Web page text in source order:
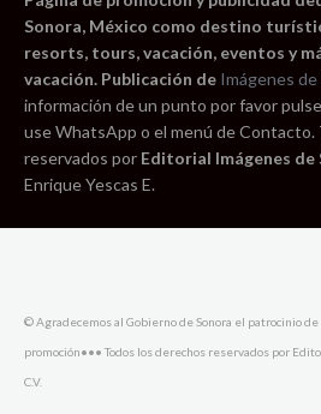
Sonora, México como destino
resorts, tours, vacación, eventos y
vacación. Publicación de Imágenes de
información de un punto por favor pulse
use WhatsApp o el menú de Contacto.
reservados por Editorial Imágenes de
Enrique Yescas E.
© Agradecemos al Gobierno de Sonora el patrocinio
promoción••• Todos los derechos reservados por
C.V.